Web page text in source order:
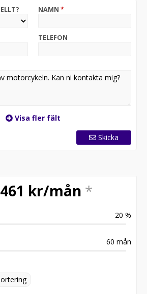
NAMN *
TELEFON
Visa fler fält
Skicka
kr/mån *
20 %
60 mån